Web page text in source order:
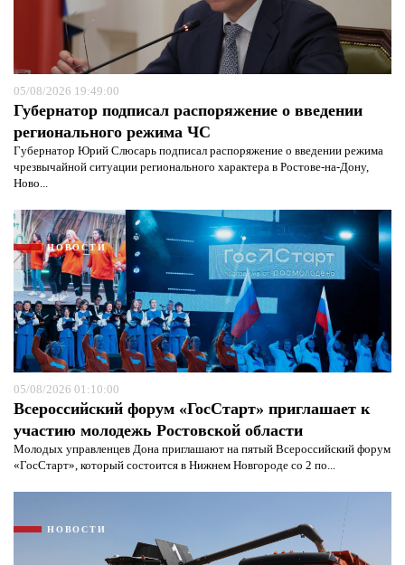
05/08/2026 19:49:00
Губернатор подписал распоряжение о введении
регионального режима ЧС
Губернатор Юрий Слюсарь подписал распоряжение о введении режима
чрезвычайной ситуации регионального характера в Ростове-на-Дону,
Ново...
НОВОСТИ
05/08/2026 01:10:00
Всероссийский форум «ГосСтарт» приглашает к
участию молодежь Ростовской области
Молодых управленцев Дона приглашают на пятый Всероссийский форум
«ГосСтарт», который состоится в Нижнем Новгороде со 2 по...
НОВОСТИ
Я согласен сполитикой конфиденциальности и
защиты информации*